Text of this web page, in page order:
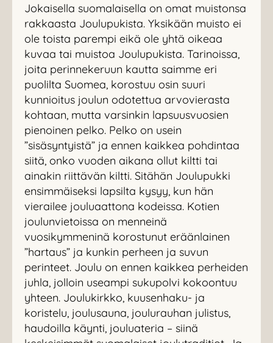
Jokaisella suomalaisella on omat muistonsa
rakkaasta Joulupukista. Yksikään muisto ei
ole toista parempi eikä ole yhtä oikeaa
kuvaa tai muistoa Joulupukista. Tarinoissa,
joita perinnekeruun kautta saimme eri
puolilta Suomea, korostuu osin suuri
kunnioitus joulun odotettua arvovierasta
kohtaan, mutta varsinkin lapsuusvuosien
pienoinen pelko. Pelko on usein
”sisäsyntyistä” ja ennen kaikkea pohdintaa
siitä, onko vuoden aikana ollut kiltti tai
ainakin riittävän kiltti. Sitähän Joulupukki
ensimmäiseksi lapsilta kysyy, kun hän
vierailee jouluaattona kodeissa. Kotien
joulunvietoissa on menneinä
vuosikymmeninä korostunut eräänlainen
”hartaus” ja kunkin perheen ja suvun
perinteet. Joulu on ennen kaikkea perheiden
juhla, jolloin useampi sukupolvi kokoontuu
yhteen. Joulukirkko, kuusenhaku- ja
koristelu, joulusauna, joulurauhan julistus,
haudoilla käynti, jouluateria – siinä